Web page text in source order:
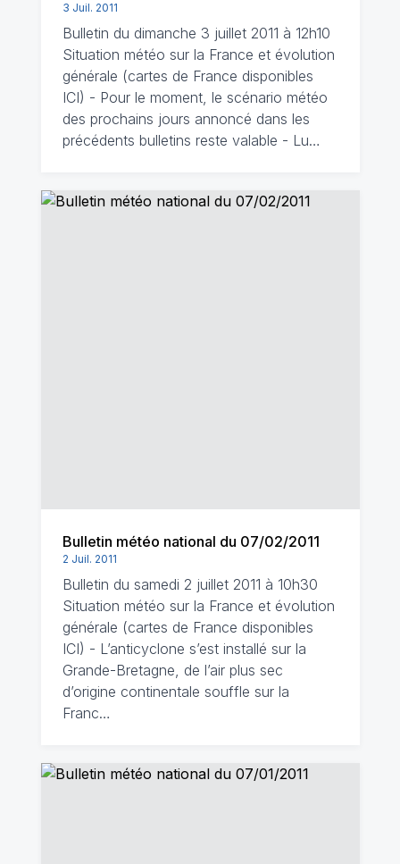
3 Juil. 2011
Bulletin du dimanche 3 juillet 2011 à 12h10
Situation météo sur la France et évolution
générale (cartes de France disponibles
ICI) - Pour le moment, le scénario météo
des prochains jours annoncé dans les
précédents bulletins reste valable - Lu…
Bulletin météo national du 07/02/2011
2 Juil. 2011
Bulletin du samedi 2 juillet 2011 à 10h30
Situation météo sur la France et évolution
générale (cartes de France disponibles
ICI) - L’anticyclone s’est installé sur la
Grande-Bretagne, de l’air plus sec
d’origine continentale souffle sur la
Franc…